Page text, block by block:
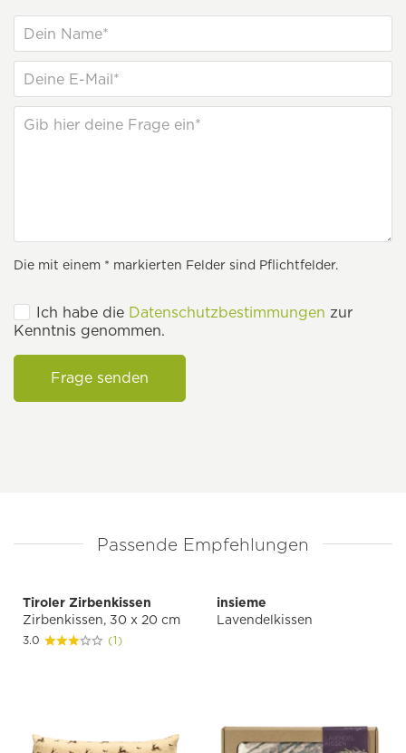
Die mit einem * markierten Felder sind Pflichtfelder.
Ich habe die Datenschutzbestimmungen zur
Kenntnis genommen.
Frage senden
Passende Empfehlungen
Tiroler Zirbenkissen
Zirbenkissen, 30 x 20 cm
3.0 (1)
insieme
Lavendelkissen